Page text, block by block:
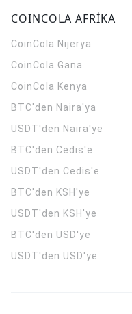
COINCOLA AFRİKA
CoinCola Nijerya
CoinCola Gana
CoinCola Kenya
BTC'den Naira'ya
USDT'den Naira'ye
BTC'den Cedis'e
USDT'den Cedis'e
BTC'den KSH'ye
USDT'den KSH'ye
BTC'den USD'ye
USDT'den USD'ye